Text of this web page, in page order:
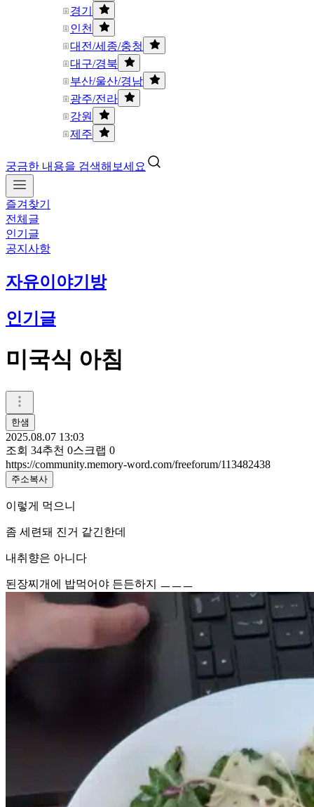
경기
인천
대전/세종/충청
대구/경북
부산/울산/경남
광주/전라
강원
제주
궁금한 내용을 검색해보세요
즐겨찾기
전체글
인기글
공지사항
자유이야기방
인기글
미국식 아침
한샘
2025.08.07 13:03
조회 34추천 0스크랩 0
https://community.memory-word.com/freeforum/113482438
주소복사
이렇게 먹으니
좀 세련돼 진거 같긴한데
내취향은 아니다
된장찌개에 밥먹어야 든든하지 ㅡㅡㅡ